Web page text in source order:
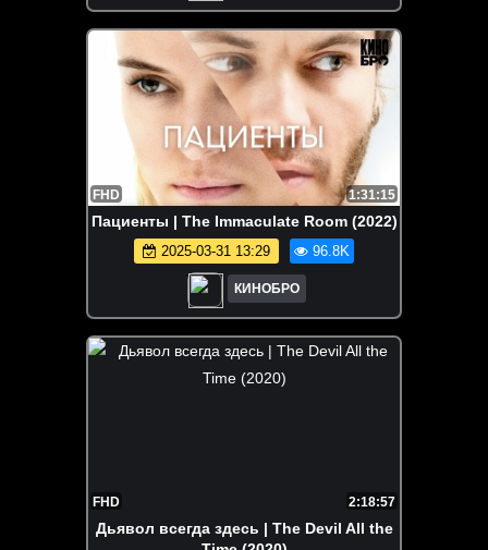
FHD 1:31:15
Пациенты | The Immaculate Room (2022)
2025-03-31 13:29 96.8K
КИНОБРО
FHD 2:18:57
Дьявол всегда здесь | The Devil All the